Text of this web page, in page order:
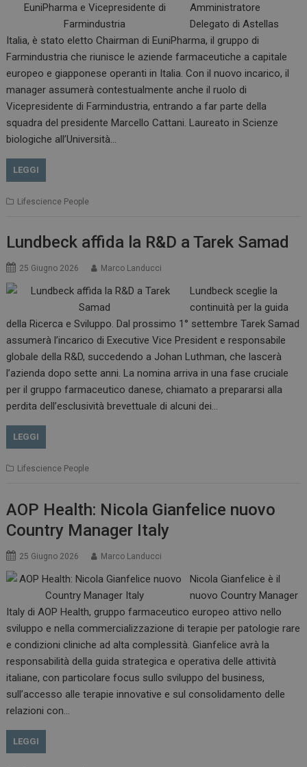
Amministratore
Delegato di Astellas
Italia, è stato eletto Chairman di EuniPharma, il gruppo di
Farmindustria che riunisce le aziende farmaceutiche a capitale
europeo e giapponese operanti in Italia. Con il nuovo incarico, il
manager assumerà contestualmente anche il ruolo di
Vicepresidente di Farmindustria, entrando a far parte della
squadra del presidente Marcello Cattani. Laureato in Scienze
biologiche all’Università…
LEGGI
Lifescience People
Lundbeck affida la R&D a Tarek Samad
25 Giugno 2026 Marco Landucci
Lundbeck sceglie la
continuità per la guida
della Ricerca e Sviluppo. Dal prossimo 1° settembre Tarek Samad
assumerà l’incarico di Executive Vice President e responsabile
globale della R&D, succedendo a Johan Luthman, che lascerà
l’azienda dopo sette anni. La nomina arriva in una fase cruciale
per il gruppo farmaceutico danese, chiamato a prepararsi alla
perdita dell’esclusività brevettuale di alcuni dei…
LEGGI
Lifescience People
AOP Health: Nicola Gianfelice nuovo
Country Manager Italy
25 Giugno 2026 Marco Landucci
Nicola Gianfelice è il
nuovo Country Manager
Italy di AOP Health, gruppo farmaceutico europeo attivo nello
sviluppo e nella commercializzazione di terapie per patologie rare
e condizioni cliniche ad alta complessità. Gianfelice avrà la
responsabilità della guida strategica e operativa delle attività
italiane, con particolare focus sullo sviluppo del business,
sull’accesso alle terapie innovative e sul consolidamento delle
relazioni con…
LEGGI